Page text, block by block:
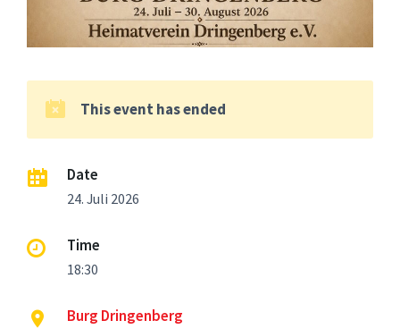
This event has ended
Date
24. Juli 2026
Time
18:30
Burg Dringenberg